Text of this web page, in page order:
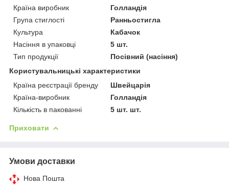
Країна виробник
Голландія
Група стиглості
Ранньостигла
Культура
Кабачок
Насіння в упаковці
5 шт.
Тип продукції
Посівний (насіння)
Користувальницькі характеристики
Країна реєстрації бренду
Швейцарія
Країна-виробник
Голландія
Кількість в пакованні
5 шт. шт.
Приховати
Умови доставки
Нова Пошта